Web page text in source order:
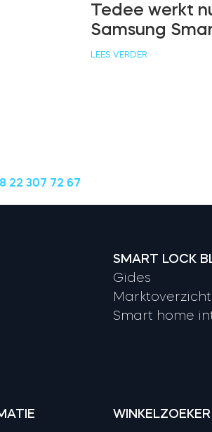
Tedee werkt
Samsung
LEES VERDER
22 307 72 67
SMART LOCK
Gides
Smart home
WINKELZOEKER